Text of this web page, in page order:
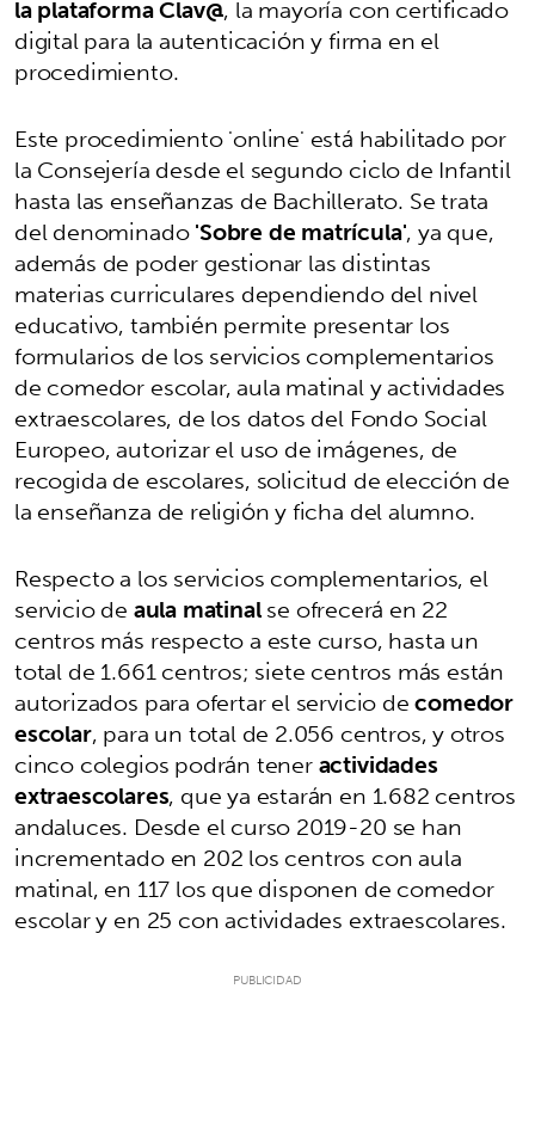
la plataforma Clav@, la mayoría con certificado
digital para la autenticación y firma en el
procedimiento.
Este procedimiento 'online' está habilitado por
la Consejería desde el segundo ciclo de Infantil
hasta las enseñanzas de Bachillerato. Se trata
del denominado'Sobre de matrícula', ya que,
además de poder gestionar las distintas
materias curriculares dependiendo del nivel
educativo, también permite presentar los
formularios de los servicios complementarios
de comedor escolar, aula matinal y actividades
extraescolares, de los datos del Fondo Social
Europeo, autorizar el uso de imágenes, de
recogida de escolares, solicitud de elección de
la enseñanza de religión y ficha del alumno.
Respecto a los servicios complementarios, el
servicio deaula matinalse ofrecerá en 22
centros más respecto a este curso, hasta un
total de 1.661 centros; siete centros más están
autorizados para ofertar el servicio decomedor
escolar, para un total de 2.056 centros, y otros
cinco colegios podrán teneractividades
extraescolares, que ya estarán en 1.682 centros
andaluces. Desde el curso 2019-20 se han
incrementado en 202 los centros con aula
matinal, en 117 los que disponen de comedor
escolar y en 25 con actividades extraescolares.